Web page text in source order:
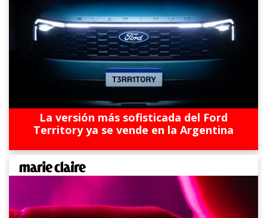
La versión más sofisticada del Ford
Territory ya se vende en la Argentina